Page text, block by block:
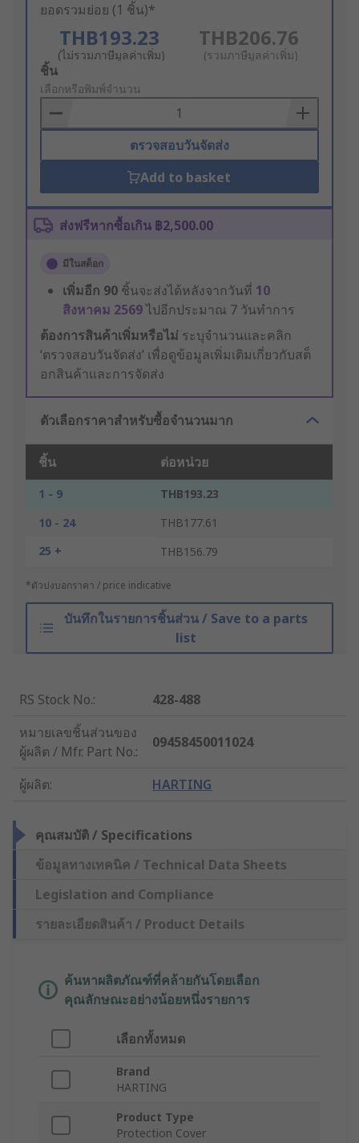
ยอดรวมย่อย (1 ชิ้น)*
THB193.23
(ไม่รวมภาษีมูลค่าเพิ่ม)
THB206.76
(รวมภาษีมูลค่าเพิ่ม)
Add
to
Basket
ชิ้น
เลือกหรือพิมพ์จำนวน
ตรวจสอบวันจัดส่ง
Add to basket
ส่งฟรีหากซื้อเกิน ฿2,500.00
มีในสต็อก
เพิ่มอีก 90 ชิ้นจะส่งได้หลังจากวันที่ 10
สิงหาคม 2569ไปอีกประมาณ 7 วันทำการ
ต้องการสินค้าเพิ่มหรือไม่ ระบุจำนวนและคลิก
‘ตรวจสอบวันจัดส่ง’ เพื่อดูข้อมูลเพิ่มเติมเกี่ยวกับสต็
อกสินค้าและการจัดส่ง
ตัวเลือกราคาสำหรับซื้อจำนวนมาก
ชิ้น ต่อหน่วย
1 - 9
THB193.23
10 - 24
THB177.61
25 +
THB156.79
*ตัวบ่งบอกราคา / price indicative
บันทึกในรายการชิ้นส่วน / Save to a parts
list
RS Stock No.:
428-488
หมายเลขชิ้นส่วนของ
ผู้ผลิต / Mfr. Part No.:
09458450011024
ผู้ผลิต: HARTING
คุณสมบัติ / Specifications
ข้อมูลทางเทคนิค / Technical Data Sheets
Legislation and Compliance
รายละเอียดสินค้า / Product Details
ค้นหาผลิตภัณฑ์ที่คล้ายกันโดยเลือก
คุณลักษณะอย่างน้อยหนึ่งรายการ
เลือกทั้งหมด
Brand
HARTING
Product Type
Protection Cover